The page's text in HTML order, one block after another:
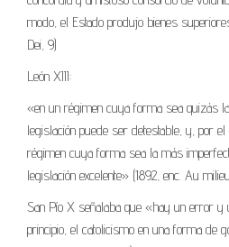
modo, el Estado produjo bienes
Dei, 9)
León XIII:
«en un régimen cuya forma sea quizás
legislación puede ser detestable, y, por
régimen cuya forma sea la más
legislación excelente» (1892, enc. Au
San Pío X señalaba que «hay un error y
principio, el catolicismo en una forma de